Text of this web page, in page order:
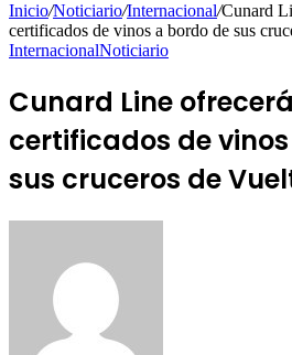
Inicio/Noticiario/Internacional/Cunard
certificados de vinos a bordo de sus
InternacionalNoticiario
Cunard Line
certificados de
sus cruceros de